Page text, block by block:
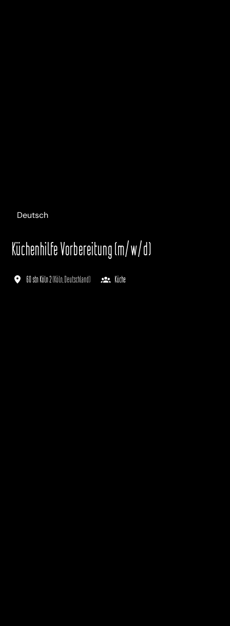
Deutsch
Küchenhilfe Vorbereitung (m/w/d)
60 stn Köln 2(Köln Deutschland) Küche